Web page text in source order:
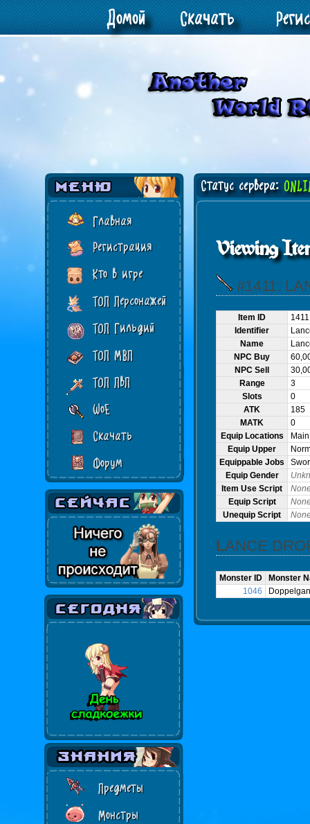
Домой Скачать
Главная
Регистрация
Кто в игре
ТОП Персонажей
ТОП Гильдий
ТОП МВП
ТОП ПвП
WoE
Скачать
Форум
Предметы
Монстры
Статус сервера:
Viewing
#1411:
Item ID
1411
Identifier
Name
NPC Buy
NPC Sell
Range
3
Slots
0
ATK
185
MATK
0
Equip Locations
Equip Upper
Equippable Jobs
Equip Gender
Item Use Script
Equip Script
Unequip Script
LANCE
Monster ID
Monster
1046